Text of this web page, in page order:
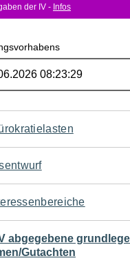
der IV - Infos
abgegebene
Gutachten